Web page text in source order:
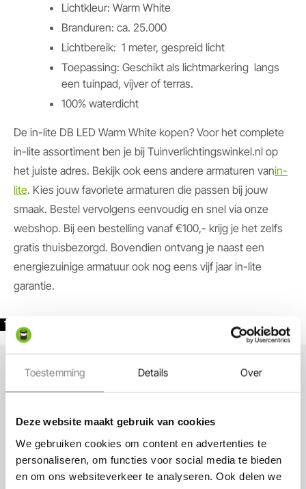
Toestemming Details Over
Deze website maakt gebruik van cookies
We gebruiken cookies om content en advertenties te
personaliseren, om functies voor social media te bieden
en om ons websiteverkeer te analyseren. Ook delen we
Lichtkleur: Warm White
Branduren: ca. 25.000
Lichtbereik: 1 meter, gespreid licht
Toepassing: Geschikt als lichtmarkering langs
een tuinpad, vijver of terras.
100% waterdicht
De in-lite DB LED Warm White kopen? Voor het complete
in-lite assortiment ben je bij Tuinverlichtingswinkel.nl op
het juiste adres. Bekijk ook eens andere armaturen vanin-
lite. Kies jouw favoriete armaturen die passen bij jouw
smaak. Bestel vervolgens eenvoudig en snel via onze
webshop. Bij een bestelling vanaf €100,- krijg je het zelfs
gratis thuisbezorgd. Bovendien ontvang je naast een
energiezuinige armatuur ook nog eens vijf jaar in-lite
garantie.
TAGS:
Expert in-lite